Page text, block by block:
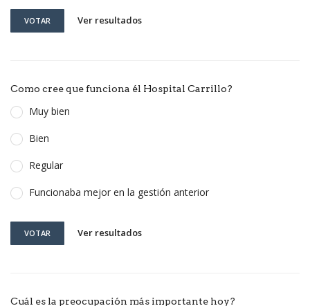
VOTAR Ver resultados
Como cree que funciona él Hospital Carrillo?
Muy bien
Bien
Regular
Funcionaba mejor en la gestión anterior
VOTAR Ver resultados
Cuál es la preocupación más importante hoy?